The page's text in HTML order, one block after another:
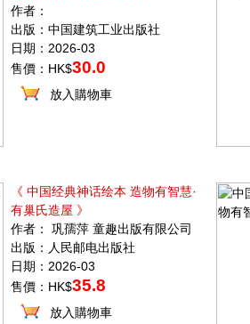
作者：
出版：中国建筑工业出版社
日期：2026-03
售價：HK$30.0
放入購物車
《 中国经典神话绘本 造物有智慧·
有巢氏造屋 》
作者： 巩孺萍 童趣出版有限公司
出版：人民邮电出版社
日期：2026-03
售價：HK$35.8
放入購物車